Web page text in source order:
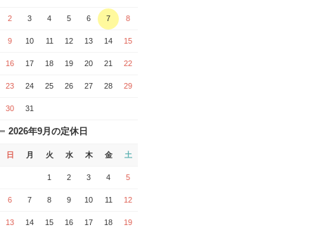
2 3 4 5 6 7 8
9 10 11 12 13 14 15
16 17 18 19 20 21 22
23 24 25 26 27 28 29
30 31
2026年9月の定休日
日 月 火 水 木 金 土
1 2 3 4 5
6 7 8 9 10 11 12
13 14 15 16 17 18 19